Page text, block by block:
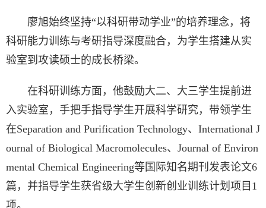
廖旭始终坚持“以科研带动学业”的培养理念，将
科研能力训练与考研指导深度融合，为学生搭建从实
验室到攻读硕士的成长桥梁。
在科研训练方面，他鼓励大二、大三学生提前进
入实验室，手把手指导学生开展科学研究，带领学生
在Separation and Purification Technology、International J
ournal of Biological Macromolecules、Journal of Environ
mental Chemical Engineering等国际知名期刊发表论文6
篇，并指导学生获省级大学生创新创业训练计划项目1
项。